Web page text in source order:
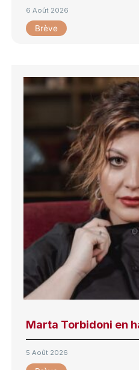
6 Août 2026
Brève
Marta Torbidoni en
5 Août 2026